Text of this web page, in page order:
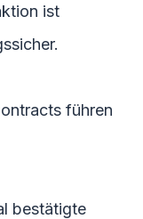
ist
führen
bestätigte